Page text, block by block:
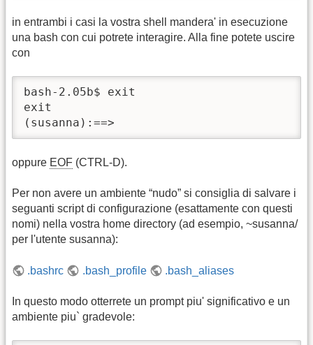
in entrambi i casi la vostra shell mandera' in esecuzione
una bash con cui potrete interagire. Alla fine potete uscire
con
bash-2.05b$ exit
exit
(susanna):==>
oppure EOF (CTRL-D).
Per non avere un ambiente “nudo” si consiglia di salvare i
seguanti script di configurazione (esattamente con questi
nomi) nella vostra home directory (ad esempio, ~susanna/
per l'utente susanna):
.bashrc .bash_profile .bash_aliases
In questo modo otterrete un prompt piu' significativo e un
ambiente piu` gradevole: